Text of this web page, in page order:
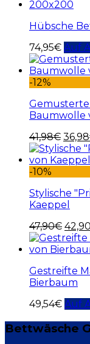
Hübsche
74,95€ Auf
-12%
Gemusterte
Baumwolle
41,98€ 36,98
-10%
Stylische
Kaeppel
47,90€ 42,90
Gestreifte
Bierbaum
49,54€ Auf
Bettwäsche